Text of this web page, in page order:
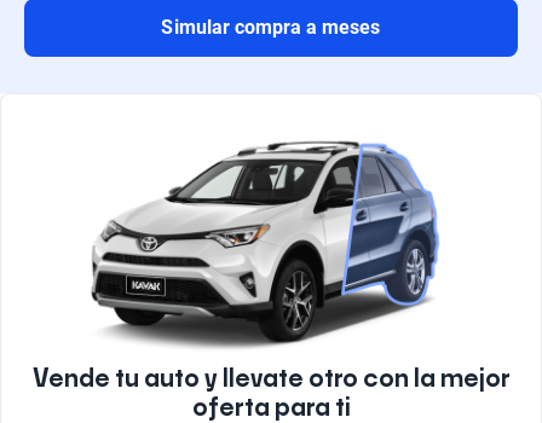
Simular compra a meses
Vende tu auto y llevate otro con la mejor
oferta para ti